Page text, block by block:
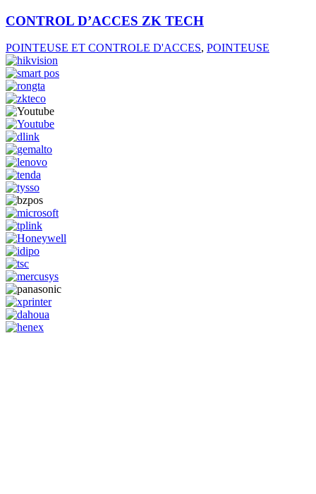
CONTROL D’ACCES ZK TECH
POINTEUSE ET CONTROLE D'ACCES, POINTEUSE